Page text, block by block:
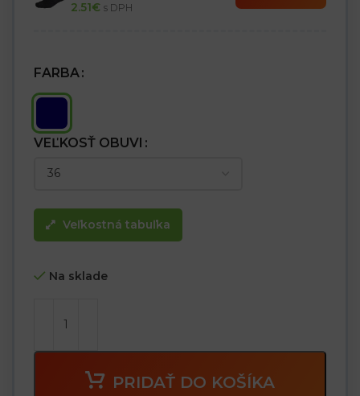
2.51€ s DPH
FARBA
VEĽKOSŤ OBUVI
Veľkostná tabuľka
Na sklade
PRIDAŤ DO KOŠÍKA